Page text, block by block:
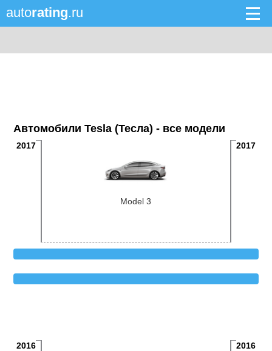
autorating.ru
Автомобили Tesla (Тесла) - все модели
2017 2017
Model 3
2016 2016